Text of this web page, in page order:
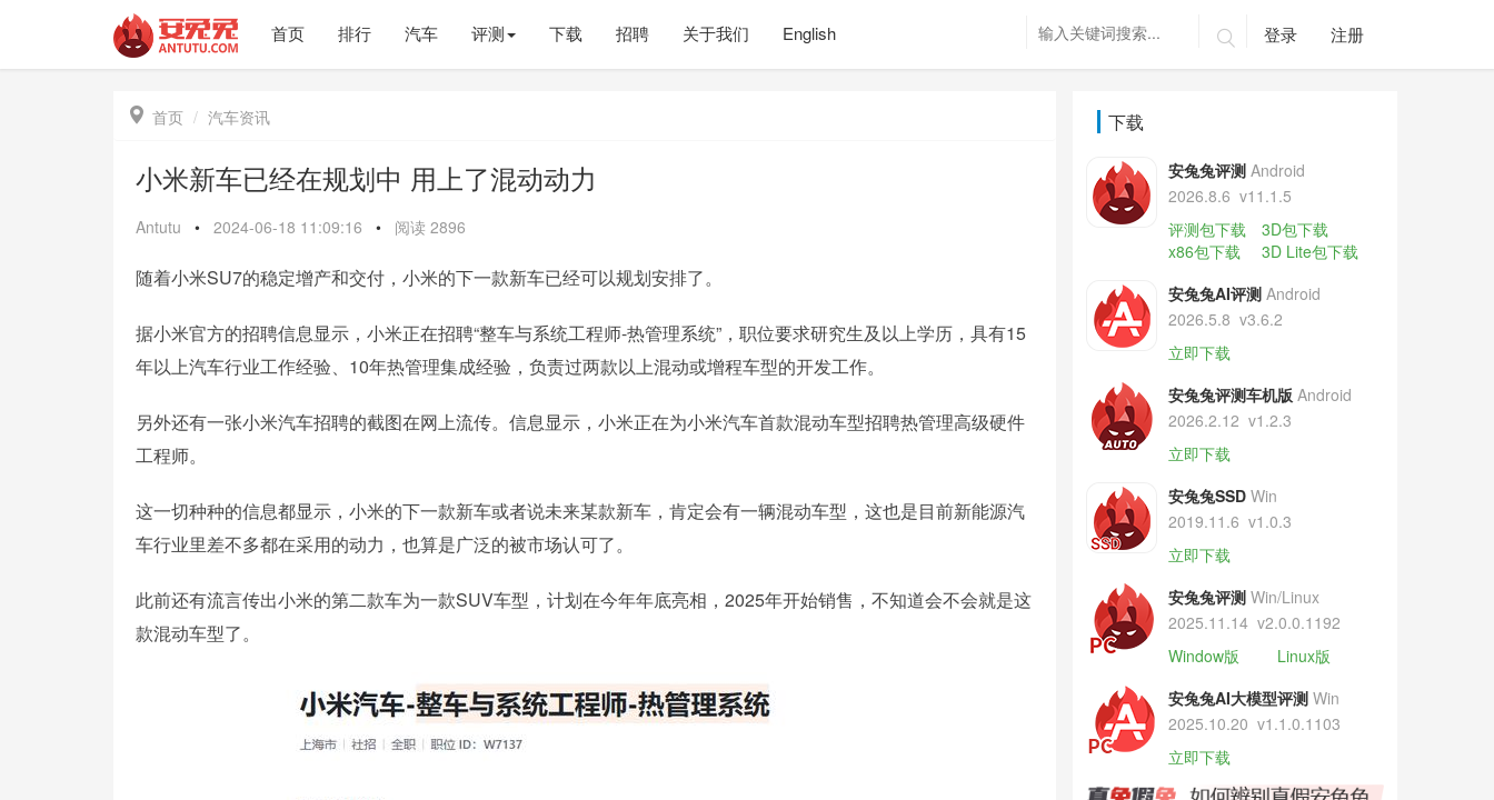
首页 排行 汽车 评测 下载 招聘 关于我们 English  登录 注册
 首页 汽车资讯
小米新车已经在规划中 用上了混动动力
Antutu • 2024-06-18 11:09:16 • 阅读 2896
随着小米SU7的稳定增产和交付，小米的下一款新车已经可以规划安排了。
据小米官方的招聘信息显示，小米正在招聘“整车与系统工程师-热管理系统”，职位要求研究生及以上学历，具有15
年以上汽车行业工作经验、10年热管理集成经验，负责过两款以上混动或增程车型的开发工作。
另外还有一张小米汽车招聘的截图在网上流传。信息显示，小米正在为小米汽车首款混动车型招聘热管理高级硬件
工程师。
这一切种种的信息都显示，小米的下一款新车或者说未来某款新车，肯定会有一辆混动车型，这也是目前新能源汽
车行业里差不多都在采用的动力，也算是广泛的被市场认可了。
此前还有流言传出小米的第二款车为一款SUV车型，计划在今年年底亮相，2025年开始销售，不知道会不会就是这
款混动车型了。
下载
安兔兔评测 Android
2026.8.6 v11.1.5
评测包下载
3D包下载
x86包下载
3D Lite包下载
安兔兔AI评测 Android
2026.5.8 v3.6.2
立即下载
安兔兔评测车机版 Android
2026.2.12 v1.2.3
立即下载
安兔兔SSD Win
2019.11.6 v1.0.3
立即下载
安兔兔评测 Win/Linux
2025.11.14 v2.0.0.1192
Window版
Linux版
安兔兔AI大模型评测 Win
2025.10.20 v1.1.0.1103
立即下载